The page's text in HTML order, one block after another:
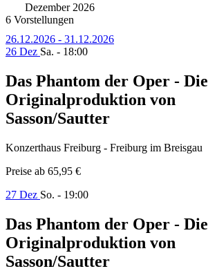
Dezember 2026
6 Vorstellungen
26.12.2026 - 31.12.2026
26 Dez Sa. - 18:00
Das Phantom der Oper - Die
Originalproduktion von
Sasson/Sautter
Konzerthaus Freiburg - Freiburg im Breisgau
Preise ab 65,95 €
27 Dez So. - 19:00
Das Phantom der Oper - Die
Originalproduktion von
Sasson/Sautter